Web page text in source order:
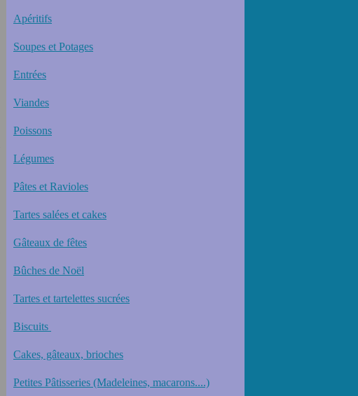
Apéritifs
Soupes et Potages
Entrées
Viandes
Poissons
Légumes
Pâtes et Ravioles
Tartes salées et cakes
Gâteaux de fêtes
Bûches de Noël
Tartes et tartelettes sucrées
Biscuits
Cakes, gâteaux, brioches
Petites Pâtisseries (Madeleines, macarons....)